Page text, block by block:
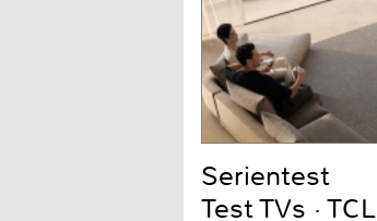
Serientest
Test TVs ·